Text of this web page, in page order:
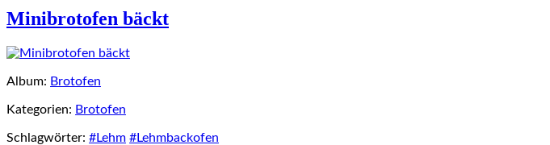
Minibrotofen bäckt
Album: Brotofen
Kategorien: Brotofen
Schlagwörter: #Lehm #Lehmbackofen